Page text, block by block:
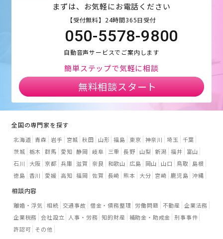
まずは、お気軽にお電話ください
【受付無料】24時間365日受付
050-5578-9800
自動音声サービスでご案内します
簡単ステップで気軽に相談
無料相談スタート
全国の専門家を探す
北海道 青森 岩手 宮城 秋田 山形 福島 東京 神奈川 埼玉
千葉
茨城 栃木 群馬 愛知 静岡 岐阜 三重 長野 山梨 新潟 福井
富山
石川
大阪 京都 兵庫 滋賀 奈良 和歌山 広島 岡山 山口 鳥取
島根
徳島 香川 愛媛 高知 福岡 佐賀 長崎 熊本 大分 宮崎 鹿児島 沖縄
相談内容
離婚・浮気 相続 交通事故 借金・債務整理 労働問題 不動産 企業法務
企業税務 会社設立 人事・労務 知的財産 補助金・助成金 刑事事件
許認可 その他